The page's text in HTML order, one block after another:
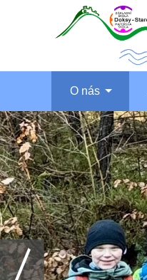
O nás